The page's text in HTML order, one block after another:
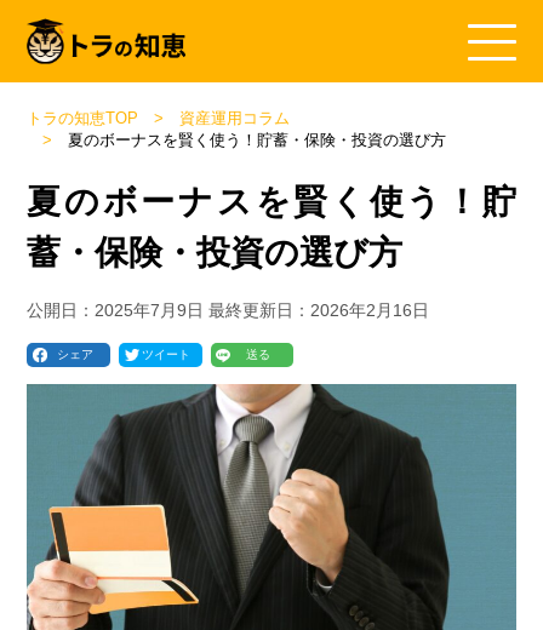
トラの知恵TOP
資産運用コラム
夏のボーナスを賢く使う！貯蓄・保険・投資の選び方
夏のボーナスを賢く使う！貯
蓄・保険・投資の選び方
公開日： 2025年7月9日 最終更新日： 2026年2月16日
シェア ツイート 送る